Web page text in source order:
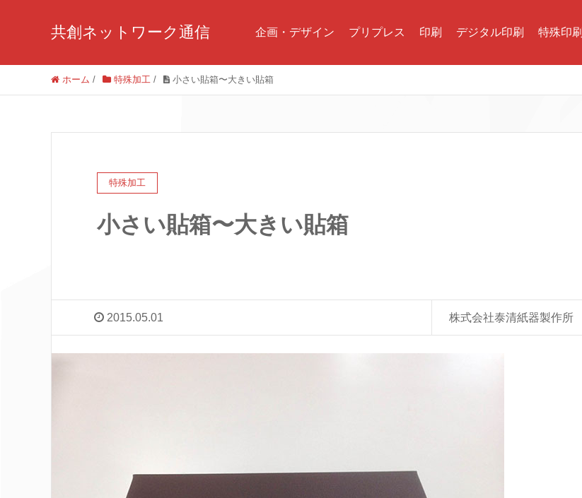
共創ネットワーク通信 企画・デザイン プリプレス 印刷 デジタル印刷 特殊印刷
ホーム / 特殊加工 / 小さい貼箱〜大きい貼箱
特殊加工
小さい貼箱〜大きい貼箱
2015.05.01 株式会社泰清紙器製作所